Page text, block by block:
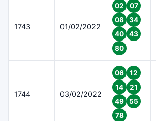
1743 01/02/2022
02
07
08
34
40
43
80
1744 03/02/2022
06
12
14
21
49
55
78